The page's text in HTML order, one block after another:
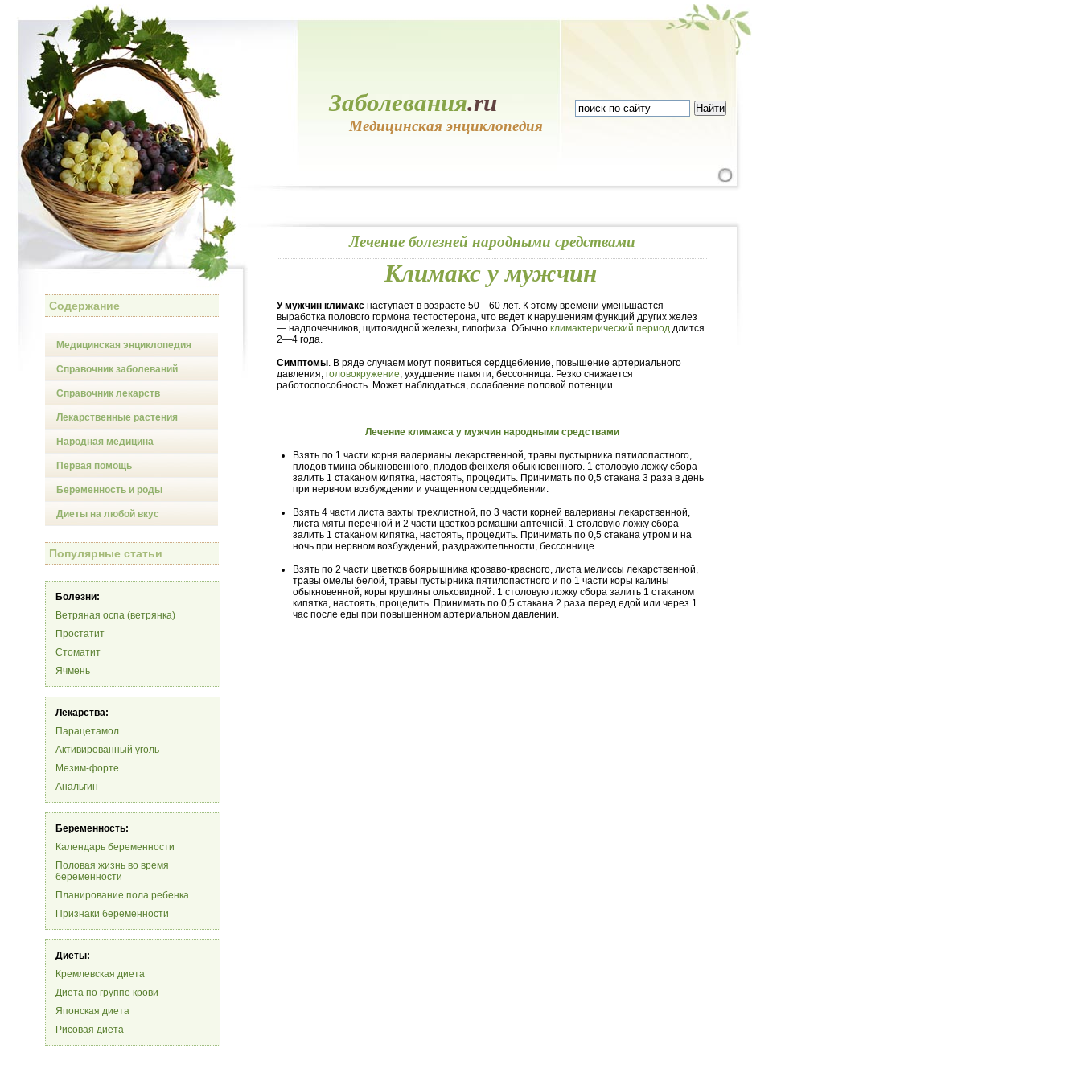
Заболевания.ru
Медицинская энциклопедия
Содержание
Медицинская энциклопедия
Справочник заболеваний
Справочник лекарств
Лекарственные растения
Народная медицина
Первая помощь
Беременность и роды
Диеты на любой вкус
Популярные статьи
Болезни:
Ветряная оспа (ветрянка)
Простатит
Стоматит
Ячмень
Лекарства:
Парацетамол
Активированный уголь
Мезим-форте
Анальгин
Беременность:
Календарь беременности
Половая жизнь во время
беременности
Планирование пола ребенка
Признаки беременности
Диеты:
Кремлевская диета
Диета по группе крови
Японская диета
Рисовая диета
Лечение болезней народными средствами
Климакс у мужчин
У мужчин климакс наступает в возрасте 50—60 лет. К этому времени уменьшается
выработка полового гормона тестостерона, что ведет к нарушениям функций других желез
— надпочечников, щитовидной железы, гипофиза. Обычно климактерический период длится
2—4 года.
Симптомы. В ряде случаем могут появиться сердцебиение, повышение артериального
давления, головокружение, ухудшение памяти, бессонница. Резко снижается
работоспособность. Может наблюдаться, ослабление половой потенции.
Лечение климакса у мужчин народными средствами
Взять по 1 части корня валерианы лекарственной, травы пустырника пятилопастного,
плодов тмина обыкновенного, плодов фенхеля обыкновенного. 1 столовую ложку сбора
залить 1 стаканом кипятка, настоять, процедить. Принимать по 0,5 стакана 3 раза в день
при нервном возбуждении и учащенном сердцебиении.
Взять 4 части листа вахты трехлистной, по 3 части корней валерианы лекарственной,
листа мяты перечной и 2 части цветков ромашки аптечной. 1 столовую ложку сбора
залить 1 стаканом кипятка, настоять, процедить. Принимать по 0,5 стакана утром и на
ночь при нервном возбуждений, раздражительности, бессоннице.
Взять по 2 части цветков боярышника кроваво-красного, листа мелиссы лекарственной,
травы омелы белой, травы пустырника пятилопастного и по 1 части коры калины
обыкновенной, коры крушины ольховидной. 1 столовую ложку сбора залить 1 стаканом
кипятка, настоять, процедить. Принимать по 0,5 стакана 2 раза перед едой или через 1
час после еды при повышенном артериальном давлении.